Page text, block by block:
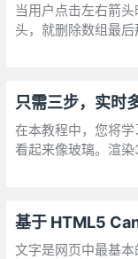
当用户点击左右箭
头，就删除数组最
左箭头，就删除数
只需三步，实时
在本教程中，您将
看起来像玻璃。渲
用WebGL进行实时
基于 HTML5
文字是网页中最基